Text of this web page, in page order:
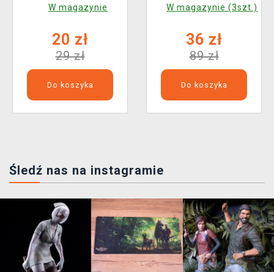
(Funko)
W magazynie
20 zł
29 zł
Do koszyka
W magazynie (3szt.)
36 zł
89 zł
Do koszyka
Śledź nas na instagramie